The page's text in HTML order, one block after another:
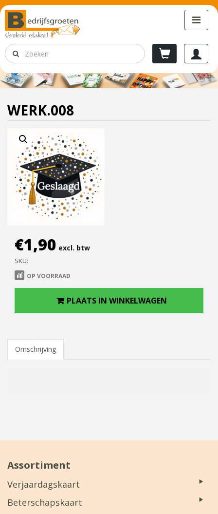
WERK.008
€1,90 excl. btw
SKU:
OP VOORRAAD
PLAATS IN WINKELWAGEN
Omschrijving
Assortiment
Verjaardagskaart
Beterschapskaart